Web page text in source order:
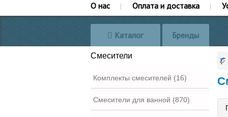
О нас Оплата и доставка
Каталог Бренды
Смесители
Комплекты смесителей (16)
Смесители для ванной (870)